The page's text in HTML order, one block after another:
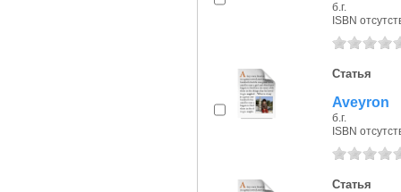
б.г.
ISBN
Статья
Aveyron
б.г.
ISBN
Статья